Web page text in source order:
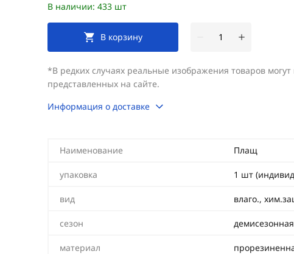
В наличии: 433 шт
В корзину
*В редких случаях реальные изображения товаров
представленных на сайте.
Информация о доставке
Наименование Плащ
упаковка 1 шт
вид влаго.,
сезон демисезонная
материал